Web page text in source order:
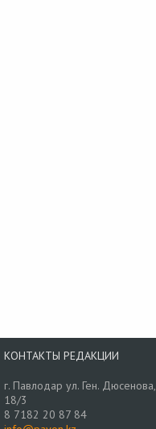
КОНТАКТЫ РЕДАКЦИИ
г. Павлодар ул. Ген. Дюсенова,
18/3
8 7182 20 87 84